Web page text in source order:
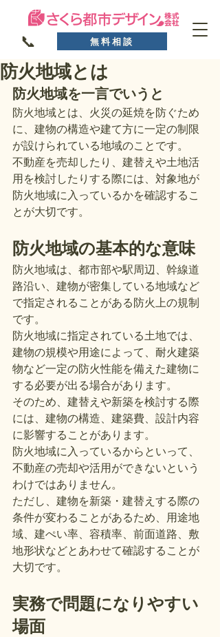
📞 無料相談
防火地域とは
防火地域を一言でいうと
防火地域とは、火災の延焼を防ぐため
に、建物の構造や建て方に一定の制限
が設けられている地域のことです。
不動産を売却したり、建替えや土地活
用を検討したりする際には、対象地が
防火地域に入っているかを確認するこ
とが大切です。
防火地域の基本的な意味
防火地域は、都市部や駅周辺、幹線道
路沿い、建物が密集している地域など
で指定されることがある防火上の規制
です。
防火地域に指定されている土地では、
建物の規模や用途によって、耐火建築
物など一定の防火性能を備えた建物に
する必要が出る場合があります。
そのため、建替えや新築を検討する際
には、建物の構造、建築費、設計内容
に影響することがあります。
防火地域に入っているからといって、
不動産の売却や活用ができないという
わけではありません。
ただし、建物を新築・建替えする際の
条件が変わることがあるため、用途地
域、建ぺい率、容積率、前面道路、敷
地形状などとあわせて確認することが
大切です。
実務で問題になりやすい
場面